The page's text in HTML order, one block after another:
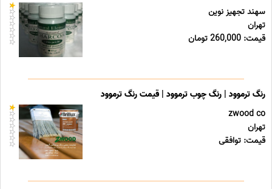
سهند تجهیز نوین
تهران
قیمت: 260,000 تومان
رنگ ترموود | رنگ چوب ترموود | قیمت رنگ ترموود
zwood co
تهران
قیمت: توافقی